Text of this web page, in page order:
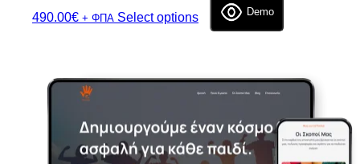
490.00€ + ΦΠΑ Select options Demo